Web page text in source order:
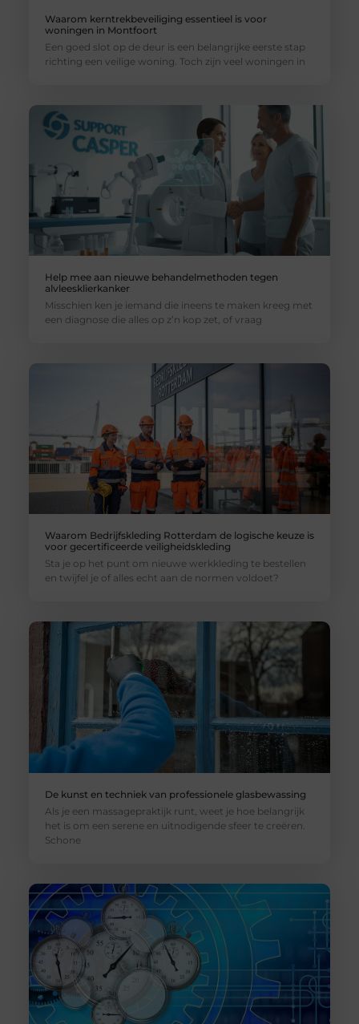
Waarom kerntrekbeveiliging essentieel is voor
woningen in Montfoort
Een goed slot op de deur is een belangrijke eerste stap
richting een veilige woning. Toch zijn veel woningen in
Help mee aan nieuwe behandelmethoden tegen
alvleesklierkanker
Misschien ken je iemand die ineens te maken kreeg met
een diagnose die alles op z’n kop zet, of vraag
Waarom Bedrijfskleding Rotterdam de logische keuze is
voor gecertificeerde veiligheidskleding
Sta je op het punt om nieuwe werkkleding te bestellen
en twijfel je of alles echt aan de normen voldoet?
De kunst en techniek van professionele glasbewassing
Als je een massagepraktijk runt, weet je hoe belangrijk
het is om een serene en uitnodigende sfeer te creëren.
Schone